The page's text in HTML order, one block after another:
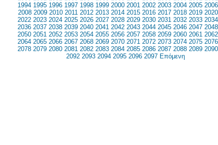
1994 1995 1996 1997 1998 1999 2000 2001 2002 2003 2004 2005 2006
2008 2009 2010 2011 2012 2013 2014 2015 2016 2017 2018 2019 2020
2022 2023 2024 2025 2026 2027 2028 2029 2030 2031 2032 2033 2034
2036 2037 2038 2039 2040 2041 2042 2043 2044 2045 2046 2047 2048
2050 2051 2052 2053 2054 2055 2056 2057 2058 2059 2060 2061 2062
2064 2065 2066 2067 2068 2069 2070 2071 2072 2073 2074 2075 2076
2078 2079 2080 2081 2082 2083 2084 2085 2086 2087 2088 2089 2090
2092 2093 2094 2095 2096 2097 Επόμενη